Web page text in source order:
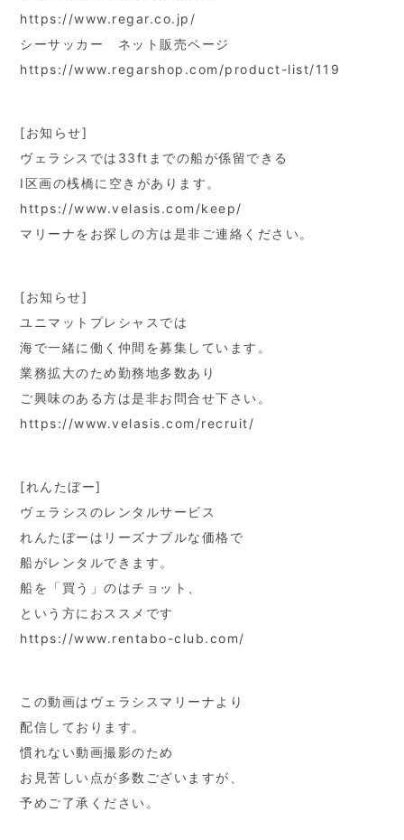
https://www.regar.co.jp/
シーサッカー ネット販売ページ
https://www.regarshop.com/product-list/119
[お知らせ]
ヴェラシスでは33ftまでの船が係留できる
Ⅰ区画の桟橋に空きがあります。
https://www.velasis.com/keep/
マリーナをお探しの方は是非ご連絡ください。
[お知らせ]
ユニマットプレシャスでは
海で一緒に働く仲間を募集しています。
業務拡大のため勤務地多数あり
ご興味のある方は是非お問合せ下さい。
https://www.velasis.com/recruit/
[れんたぼー]
ヴェラシスのレンタルサービス
れんたぼーはリーズナブルな価格で
船がレンタルできます。
船を「買う」のはチョット、
という方におススメです
https://www.rentabo-club.com/
この動画はヴェラシスマリーナより
配信しております。
慣れない動画撮影のため
お見苦しい点が多数ございますが、
予めご了承ください。